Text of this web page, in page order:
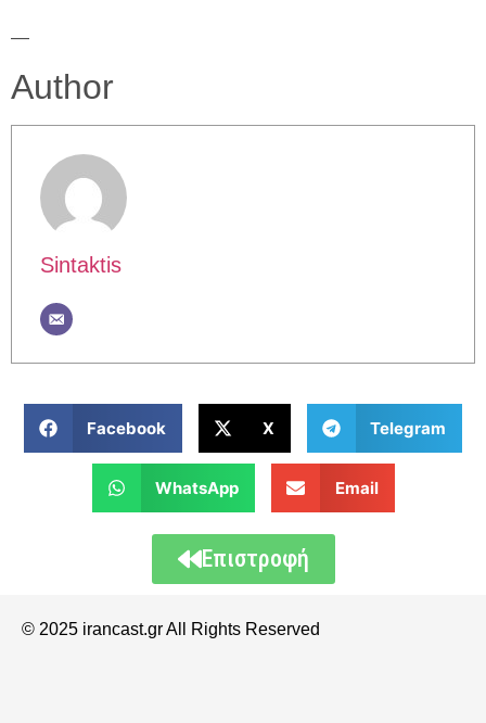
—
Author
Sintaktis
Facebook X Telegram
WhatsApp Email
Επιστροφή
© 2025 irancast.gr All Rights Reserved